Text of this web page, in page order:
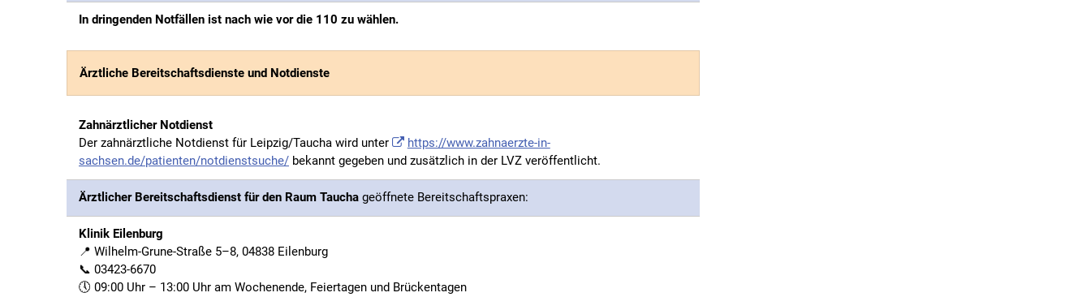
In dringenden Notfällen ist nach wie vor die 110 zu wählen.
Ärztliche Bereitschaftsdienste und Notdienste
Zahnärztlicher Notdienst
Der zahnärztliche Notdienst für Leipzig/Taucha wird unter
https://www.zahnaerzte-in-
sachsen.de/patienten/notdienstsuche/ bekannt gegeben und zusätzlich in der LVZ veröffentlicht.
Ärztlicher Bereitschaftsdienst für den Raum Taucha geöffnete Bereitschaftspraxen:
Klinik Eilenburg
📍 Wilhelm-Grune-Straße 5–8, 04838 Eilenburg
📞 03423-6670
🕔 09:00 Uhr – 13:00 Uhr am Wochenende, Feiertagen und Brückentagen